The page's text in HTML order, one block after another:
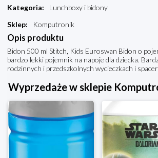
Kategoria:
Lunchboxy i bidony
Sklep: Komputronik
Opis produktu
Bidon 500 ml Stitch, Kids Euroswan Bidon o
bardzo lekki pojemnik na napoje dla dziecka.
rodzinnych i przedszkolnych wycieczkach i
Wyprzedaże w sklepie